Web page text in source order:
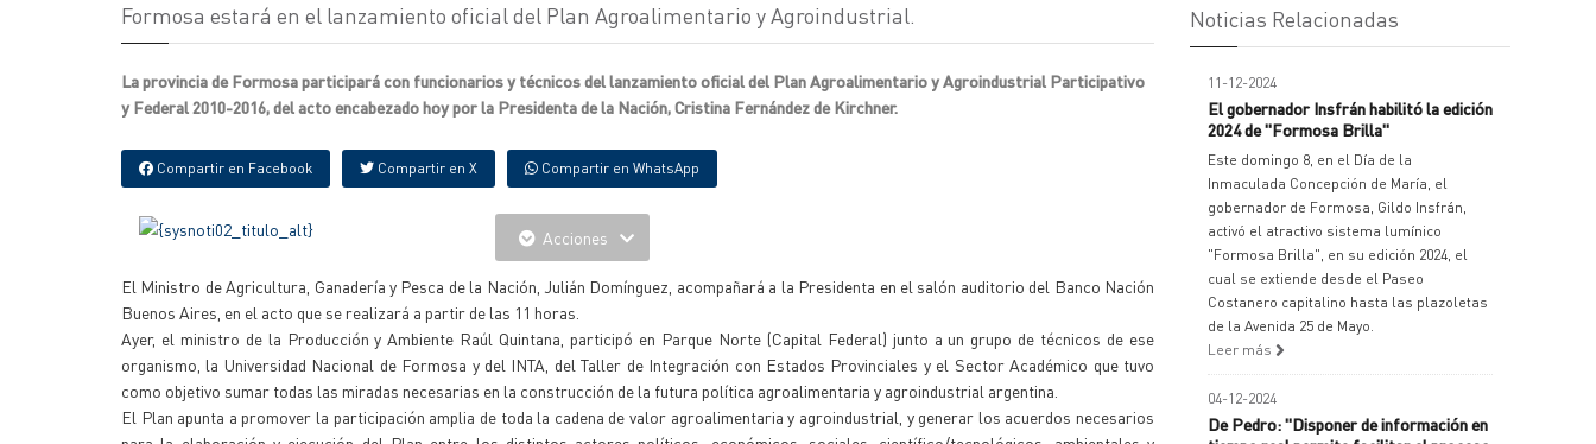
Formosa estará en el lanzamiento oficial del Plan Agroalimentario y Agroindustrial.
La provincia de Formosa participará con funcionarios y técnicos del lanzamiento oficial del Plan Agroalimentario y Agroindustrial Participativo
y Federal 2010-2016, del acto encabezado hoy por la Presidenta de la Nación, Cristina Fernández de Kirchner.
Compartir en Facebook Compartir en X Compartir en WhatsApp
Acciones
El Ministro de Agricultura, Ganadería y Pesca de la Nación, Julián Domínguez, acompañará a la Presidenta en el salón auditorio del Banco Nación
Buenos Aires, en el acto que se realizará a partir de las 11 horas.
Ayer, el ministro de la Producción y Ambiente Raúl Quintana, participó en Parque Norte (Capital Federal) junto a un grupo de técnicos de ese
organismo, la Universidad Nacional de Formosa y del INTA, del Taller de Integración con Estados Provinciales y el Sector Académico que tuvo
como objetivo sumar todas las miradas necesarias en la construcción de la futura política agroalimentaria y agroindustrial argentina.
El Plan apunta a promover la participación amplia de toda la cadena de valor agroalimentaria y agroindustrial, y generar los acuerdos necesarios
Noticias Relacionadas
11-12-2024
El gobernador Insfrán habilitó la edición
2024 de "Formosa Brilla"
Este domingo 8, en el Día de la
Inmaculada Concepción de María, el
gobernador de Formosa, Gildo Insfrán,
activó el atractivo sistema lumínico
"Formosa Brilla", en su edición 2024, el
cual se extiende desde el Paseo
Costanero capitalino hasta las plazoletas
de la Avenida 25 de Mayo.
Leer más
04-12-2024
De Pedro: "Disponer de información en